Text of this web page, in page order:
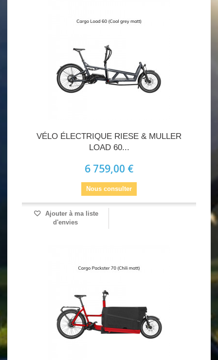
VÉLO ÉLECTRIQUE RIESE & MULLER
LOAD 60...
6 759,00 €
Nous consulter
Ajouter à ma liste
d'envies